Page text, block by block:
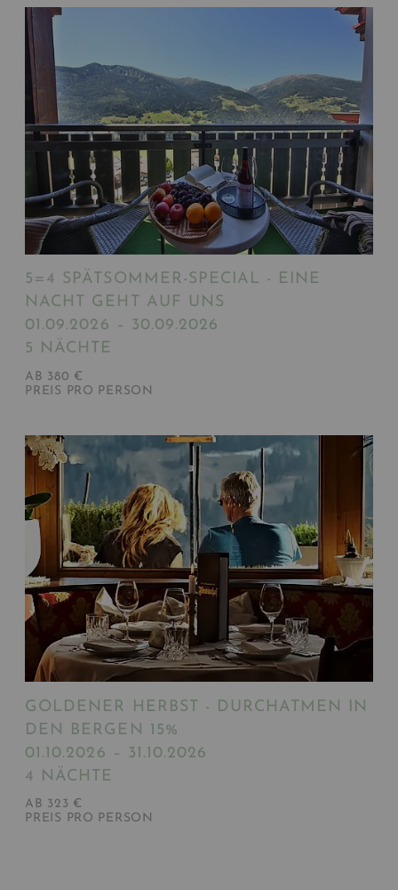
5=4 SPÄTSOMMER-SPECIAL - EINE
NACHT GEHT AUF UNS
01.09.2026 – 30.09.2026
5 NÄCHTE
AB 380 €
PREIS PRO PERSON
GOLDENER HERBST - DURCHATMEN IN
DEN BERGEN 15%
01.10.2026 – 31.10.2026
4 NÄCHTE
AB 323 €
PREIS PRO PERSON